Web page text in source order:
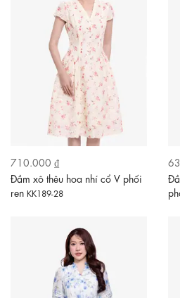
710.000 ₫
Đầm xô thêu hoa nhí cổ V phối
ren KK189-28